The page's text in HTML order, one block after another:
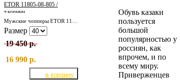
ETOR 11805-08-805 /
т.коричн.
Размер
19 450 р.
16 990 р.
Обувь казаки
пользуется
большой
популярностью у
россиян, как
впрочем, и по
всему миру.
Приверженцев